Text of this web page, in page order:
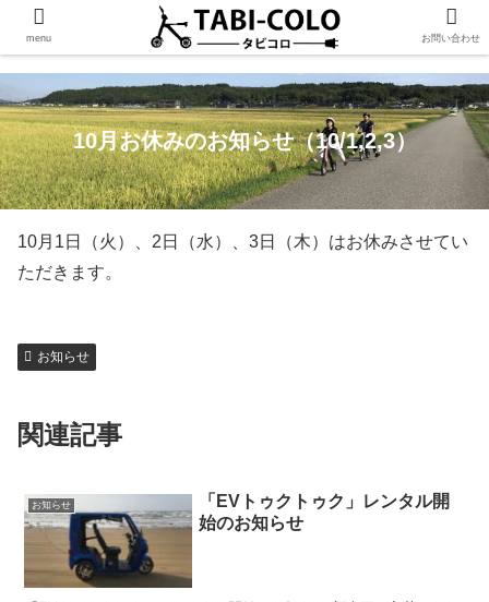
10月お休みのお知らせ（10/1,2,3）
10月1日（火）、2日（水）、3日（木）はお休みさせてい
ただきます。
お知らせ
関連記事
お知らせ
「EVトゥクトゥク」レンタル開
始のお知らせ
menu お問い合わせ